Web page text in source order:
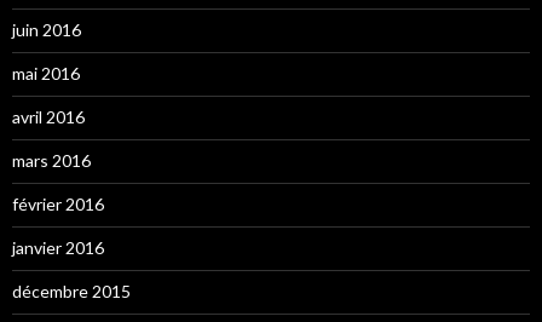
juin 2016
mai 2016
avril 2016
mars 2016
février 2016
janvier 2016
décembre 2015